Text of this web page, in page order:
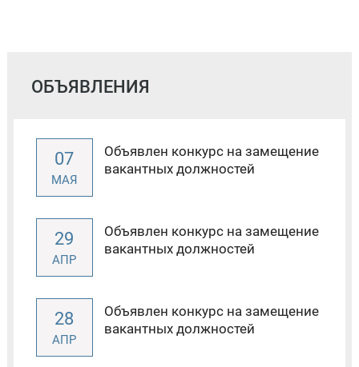
ОБЪЯВЛЕНИЯ
07
МАЯ
Объявлен конкурс на замещение
вакантных должностей
29
АПР
Объявлен конкурс на замещение
вакантных должностей
28
АПР
Объявлен конкурс на замещение
вакантных должностей